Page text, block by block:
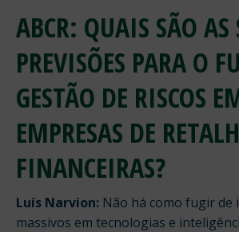
ABCR: QUAIS SÃO AS
PREVISÕES PARA O
GESTÃO DE RISCOS
EMPRESAS DE
FINANCEIRAS?
Luís Narvion: Não há como fugir de
massivos em tecnologias e